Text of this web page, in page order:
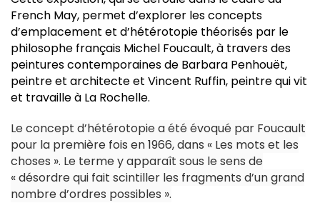
French May, permet d’explorer les concepts
d’emplacement et d’hétérotopie théorisés par le
philosophe français Michel Foucault, à travers des
peintures contemporaines de Barbara Penhouët,
peintre et architecte et Vincent Ruffin, peintre qui vit
et travaille à La Rochelle.
Le concept d’hétérotopie a été évoqué par Foucault
pour la première fois en 1966, dans « Les mots et les
choses ». Le terme y apparaît sous le sens de
« désordre qui fait scintiller les fragments d’un grand
nombre d’ordres possibles ».